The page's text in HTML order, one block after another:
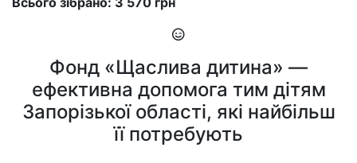
Фонд «Щаслива дитина» —
ефективна допомога тим дітям
Запорізької області, які найбільш
її потребують